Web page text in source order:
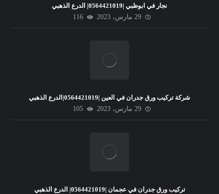
نجار في ابوظبي |0564421019| الدرع الذهبي
29 مارس، 2023
116
شركة تركيب ورق جدران في العين |0564421019|الدرع الذهبي
29 مارس، 2023
105
تركيب ورق جدران في عجمان |0564421019| الدرع الذهبي